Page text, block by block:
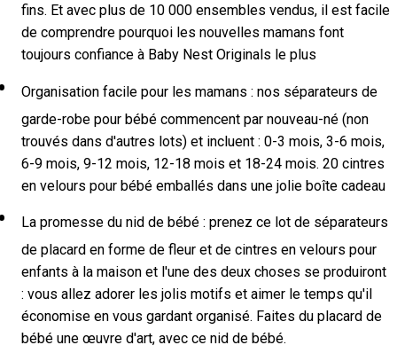
fins. Et avec plus de 10 000 ensembles vendus, il est facile
de comprendre pourquoi les nouvelles mamans font
toujours confiance à Baby Nest Originals le plus
Organisation facile pour les mamans : nos séparateurs de
garde-robe pour bébé commencent par nouveau-né (non
trouvés dans d'autres lots) et incluent : 0-3 mois, 3-6 mois,
6-9 mois, 9-12 mois, 12-18 mois et 18-24 mois. 20 cintres
en velours pour bébé emballés dans une jolie boîte cadeau
La promesse du nid de bébé : prenez ce lot de séparateurs
de placard en forme de fleur et de cintres en velours pour
enfants à la maison et l'une des deux choses se produiront
: vous allez adorer les jolis motifs et aimer le temps qu'il
économise en vous gardant organisé. Faites du placard de
bébé une œuvre d'art, avec ce nid de bébé.